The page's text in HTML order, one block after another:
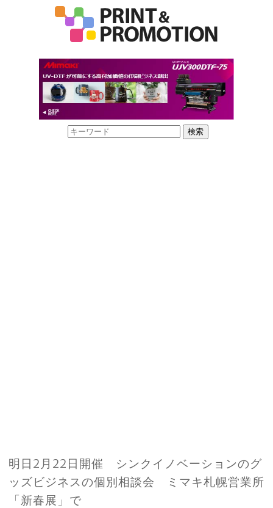
明日2月22日開催 シンクイノベーションのグ
ッズビジネスの個別相談会 ミマキ札幌営業所
「新春展」で